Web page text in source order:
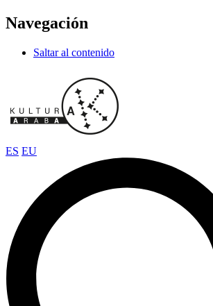
Navegación
Saltar al contenido
ES EU